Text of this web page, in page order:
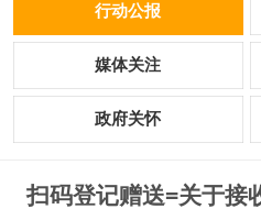
行动公报
媒体关注
政府关怀
扫码登记赠送=关于接